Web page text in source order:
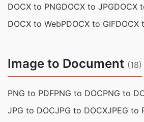
DOCX to PNGDOCX to JPGDOCX
DOCX to WebPDOCX to GIFDOCX
Image to Document (18)
PNG to PDFPNG to DOCPNG to
JPG to DOCJPG to DOCXJPEG to